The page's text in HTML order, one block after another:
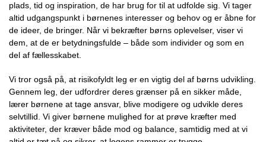
plads, tid og inspiration, de har brug for til at udfolde sig. Vi tager
altid udgangspunkt i børnenes interesser og behov og er åbne for
de ideer, de bringer. Når vi bekræfter børns oplevelser, viser vi
dem, at de er betydningsfulde – både som individer og som en
del af fællesskabet.
Vi tror også på, at risikofyldt leg er en vigtig del af børns udvikling.
Gennem leg, der udfordrer deres grænser på en sikker måde,
lærer børnene at tage ansvar, blive modigere og udvikle deres
selvtillid. Vi giver børnene mulighed for at prøve kræfter med
aktiviteter, der kræver både mod og balance, samtidig med at vi